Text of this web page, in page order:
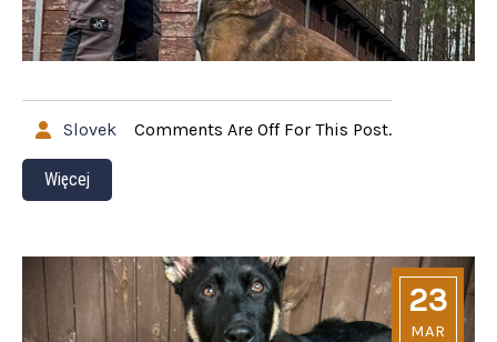
Slovek Comments Are Off For This Post.
Więcej
23
MAR